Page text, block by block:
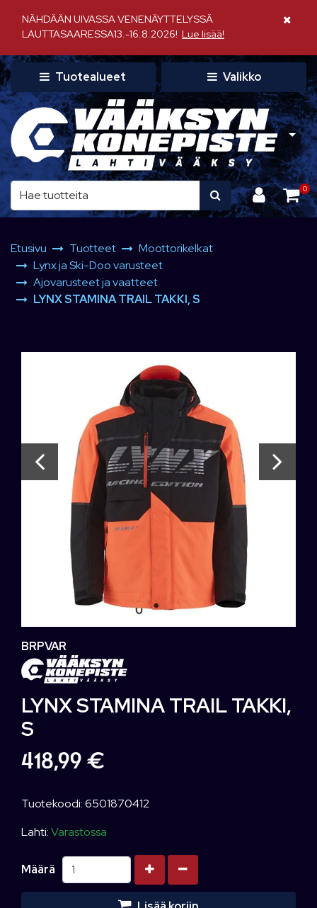
NÄHDÄÄN UIVASSA VENENÄYTTELYSSÄ
LAUTTASAARESSA13.-16.8.2026! Lue lisää!
Sulje
Tuotealueet Valikko
0
Etusivu Tuotteet
Moottorikelkat
Lynx ja Ski-Doo varusteet
Ajovarusteet ja vaatteet
LYNX STAMINA TRAIL TAKKI, S
BRPVAR
LYNX STAMINA TRAIL TAKKI,
S
418,99 €
Tuotekoodi: 6501870412
Lahti:Varastossa
Määrä Kasvata määrää
Vähennä määrää